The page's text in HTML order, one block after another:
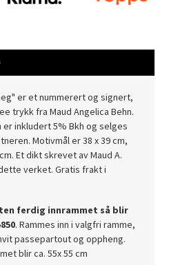
er et nummerert og signert,
trykk fra Maud Angelica Behn.
er inkludert 5% Bkh og selges
Motivmål er 38 x 39 cm,
Et dikt skrevet av Maud A.
verket.Gratis frakt i
ferdig innrammet så blir
. Rammes inn i valgfri ramme,
passepartout og oppheng.
blir ca. 55x 55 cm